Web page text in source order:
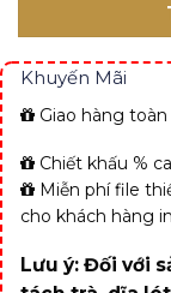
Khuyến Mãi
Giao hàng
Chiết khấu %
Miễn phí file
cho khách hàng
Lưu ý: Đối với